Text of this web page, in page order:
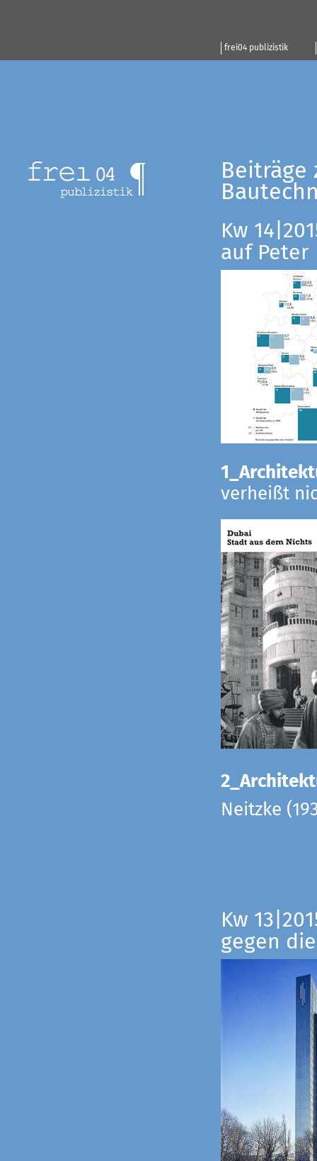
frei04 publizistik
Beiträge
Kw
auf Peter
verheißt
Neitzke
Kw
gegen